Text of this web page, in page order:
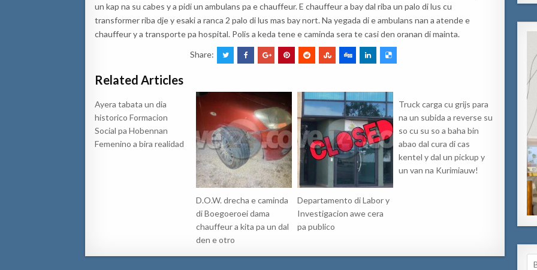
un kap na su cabes y a pidi un ambulans pa e chauffeur. E chauffeur a bay dal riba un palo di lus cu
transformer riba dje y esaki a ranca 2 palo di lus mas bay nort. Na yegada di e ambulans nan a atende e
chauffeur y a transporte pa hospital. Polis a keda tene e caminda sera te casi den oranan di mainta.
Share:
Related Articles
Ayera tabata un dia
historico Formacion
Social pa Hobennan
Femenino a bira realidad
D.O.W. drecha e caminda
di Boegoeroei dama
chauffeur a kita pa un dal
den e otro
Departamento di Labor y
Investigacion awe cera
pa publico
Truck carga cu grijs para
na un subida a reverse su
so cu su so a baha bin
abao dal cura di cas
kentel y dal un pickup y
un van na Kurimiauw!